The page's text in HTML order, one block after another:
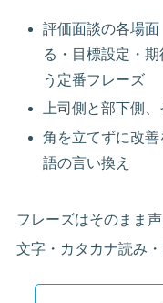
評価面談の各場
る・目標設定・
う定番フレーズ
上司側と部下側
角を立てずに改
語の言い換え
フレーズはそのまま
文字・カタカナ読み